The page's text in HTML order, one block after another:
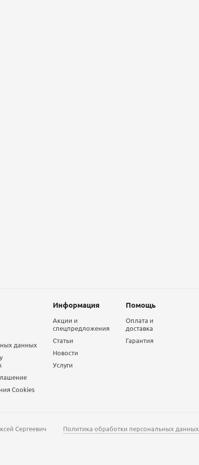
данных
Сookies
Информация
Акции и
спецпредложения
Статьи
Новости
Услуги
Помощь
Оплата и
доставка
Гарантия
Сергеевич Политика обработки персональных данных